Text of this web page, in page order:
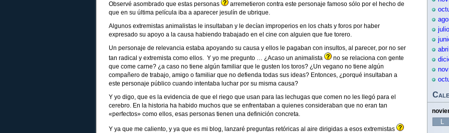
Observé asombrado que estas personas
arremetieron contra este personaje famoso sólo por el hecho de
que en su última película iba a aparecer jesulín de ubrique.
Algunos extremistas animalistas le insultaban y le decían improperios en los chats y foros por haber
expresado su apoyo a la causa habiendo trabajado en el cine con alguien que fue torero.
Un personaje de relevancia estaba apoyando su causa y ellos le pagaban con insultos, al parecer, por no ser
tan radical y extremista como ellos. Y yo me pregunto … ¿Acaso un animalista
no se relaciona con gente
que come carne? ¿a caso no tiene algún familiar que le gusten los toros? ¿Un vegano no tiene algún
compañero de trabajo, amigo o familiar que no defienda todas sus ideas? Entonces, ¿porqué insultaban a
este personaje público cuando intentaba luchar por su misma causa?
Y yo digo, que es la evidencia de que el riego que usan para las lechugas que comen no les llegó para el
cerebro. En la historia ha habido muchos que se enfrentaban a quienes consideraban que no eran tan
«perfectos» como ellos, esas personas tienen una definición concreta.
Y ya que me caliento, y ya que es mi blog, lanzaré preguntas retóricas al aire dirigidas a esos extremistas
L